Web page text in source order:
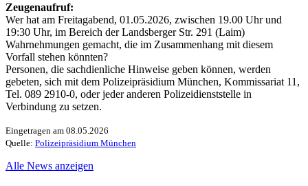
Zeugenaufruf:
Wer hat am Freitagabend, 01.05.2026, zwischen 19.00 Uhr und
19:30 Uhr, im Bereich der Landsberger Str. 291 (Laim)
Wahrnehmungen gemacht, die im Zusammenhang mit diesem
Vorfall stehen könnten?
Personen, die sachdienliche Hinweise geben können, werden
gebeten, sich mit dem Polizeipräsidium München, Kommissariat 11,
Tel. 089 2910-0, oder jeder anderen Polizeidienststelle in
Verbindung zu setzen.
Eingetragen am 08.05.2026
Quelle: Polizeipräsidium München
Alle News anzeigen